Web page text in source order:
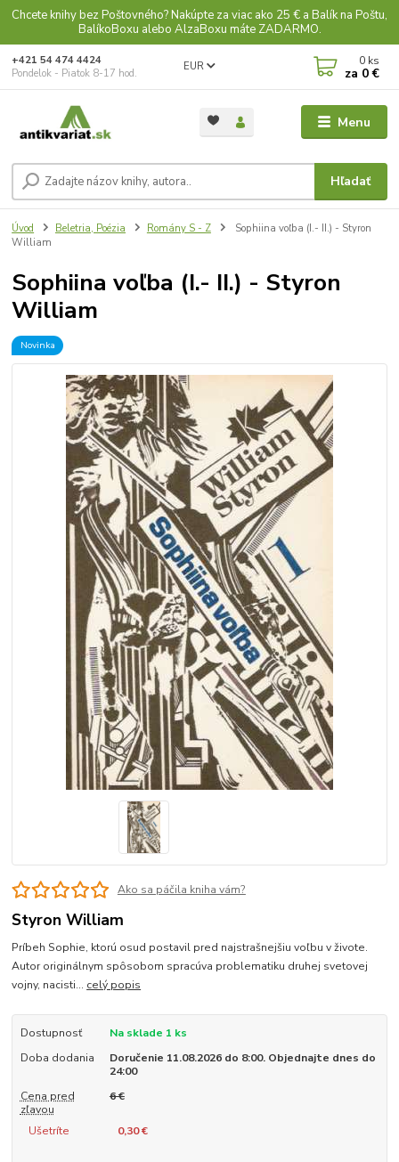
Chcete knihy bez Poštovného? Nakúpte za viac ako 25 € a Balík na Poštu,
BalíkoBoxu alebo AlzaBoxu máte ZADARMO.
Menu
EUR
Hľadať
+421 54 474 4424
Pondelok - Piatok 8-17 hod.
0 ks
za 0 €
Úvod Beletria, Poézia Romány S - Z
Sophiina voľba (I.- II.) - Styron
William
Sophiina voľba (I.- II.) - Styron
William
Novinka
Ako sa páčila kniha vám?
Styron William
Príbeh Sophie, ktorú osud postavil pred najstrašnejšiu voľbu v živote.
Autor originálnym spôsobom spracúva problematiku druhej svetovej
vojny, nacisti... celý popis
Dostupnosť
Na sklade 1 ks
Doba dodania
Doručenie 11.08.2026 do 8:00. Objednajte dnes do
24:00
Cena pred
zľavou
6 €
Ušetríte 0,30 €